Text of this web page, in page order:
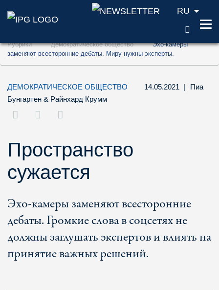
Перейти к содержанию (ключ доступа
Перейти к поиску (ключ доступа '2')
RU
Рубрики Демократическое общество
Эхо-камеры
заменяют всесторонние дебаты. Миру нужны эксперты.
ДЕМОКРАТИЧЕСКОЕ ОБЩЕСТВО 14.05.2021 |
Пиа
Бунгартен & Райнхард Крумм
Пространство
сужается
Эхо-камеры заменяют всесторонние
дебаты. Громкие слова в соцсетях не
должны заглушать экспертов и влиять на
принятие важных решений.